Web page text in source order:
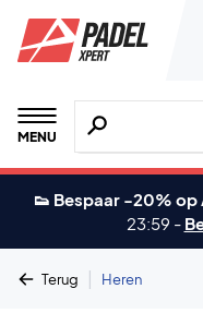
MENU
Zoeken naar
👟 Bespaar -20% op
23:59 -
Terug | Heren